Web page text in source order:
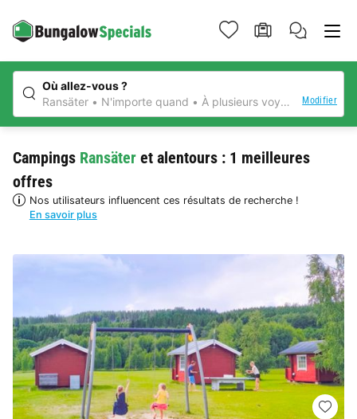
Où allez-vous ?
Ransäter
N'importe quand À plusieurs voyageurs Modifier
Campings Ransäter et alentours : 1 meilleures
offres
Nos utilisateurs influencent ces résultats de recherche !
En savoir plus